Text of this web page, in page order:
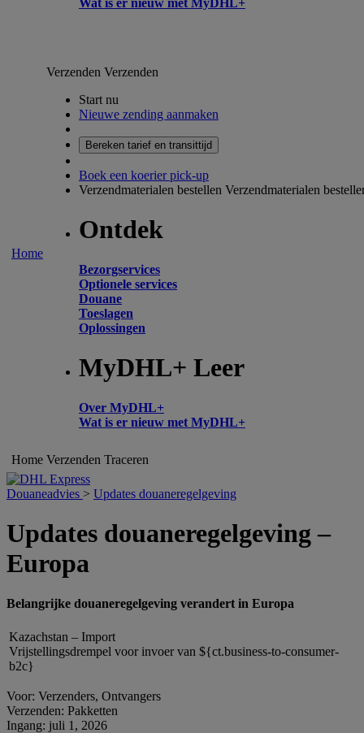
Home
Verzenden Verzenden
Start nu
Nieuwe zending aanmaken
Bereken tarief en transittijd
Boek een koerier pick-up
Verzendmaterialen bestellen Verzendmaterialen
Ontdek
Bezorgservices
Optionele services
Douane
Toeslagen
Oplossingen
MyDHL+ Leer
Over MyDHL+
Wat is er nieuw met MyDHL+
Home Verzenden Traceren
Douaneadvies > Updates douaneregelgeving
Updates douaneregelgeving –
Europa
Belangrijke douaneregelgeving verandert in Europa
Kazachstan – Import
Vrijstellingsdrempel voor invoer van ${ct.business-to-consumer-
b2c}
Voor: Verzenders, Ontvangers
Verzenden: Pakketten
Ingang: juli 1, 2026